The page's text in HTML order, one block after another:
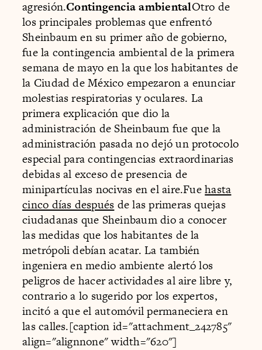
agresión.Contingencia ambientalOtro de
los principales problemas que enfrentó
Sheinbaum en su primer año de gobierno,
fue la contingencia ambiental de la primera
semana de mayo en la que los habitantes de
la Ciudad de México empezaron a enunciar
molestias respiratorias y oculares. La
primera explicación que dio la
administración de Sheinbaum fue que la
administración pasada no dejó un protocolo
especial para contingencias extraordinarias
debidas al exceso de presencia de
minipartículas nocivas en el aire.Fuehasta
cinco días después de las primeras quejas
ciudadanas que Sheinbaum dio a conocer
las medidas que los habitantes de la
metrópoli debían acatar. La también
ingeniera en medio ambiente alertó los
peligros de hacer actividades al aire libre y,
contrario a lo sugerido por los expertos,
incitó a que el automóvil permaneciera en
las calles.[caption id="attachment_242785"
align="alignnone" width="620"]